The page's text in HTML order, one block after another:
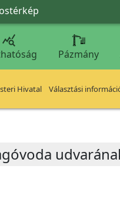

Pázmány
Hivatal Választási